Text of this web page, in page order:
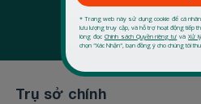
Tìm
Trụ sở chính